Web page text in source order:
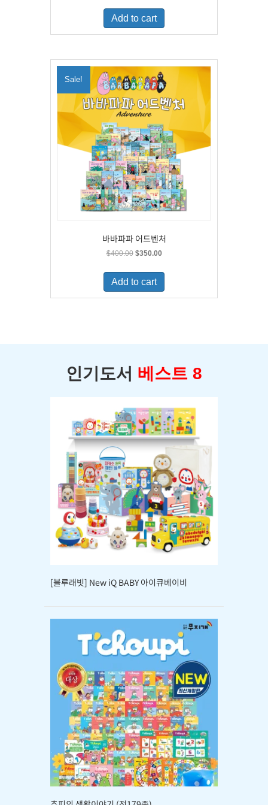
was:
$500.00.
is:
Add to cart
Sale!
바바파파 어드벤처
$400.00 Original
was:
$400.00.
$350.00Current
is:
Add to cart
인기도서 베스트 8
[블루래빗] New iQ BABY 아이큐베이비